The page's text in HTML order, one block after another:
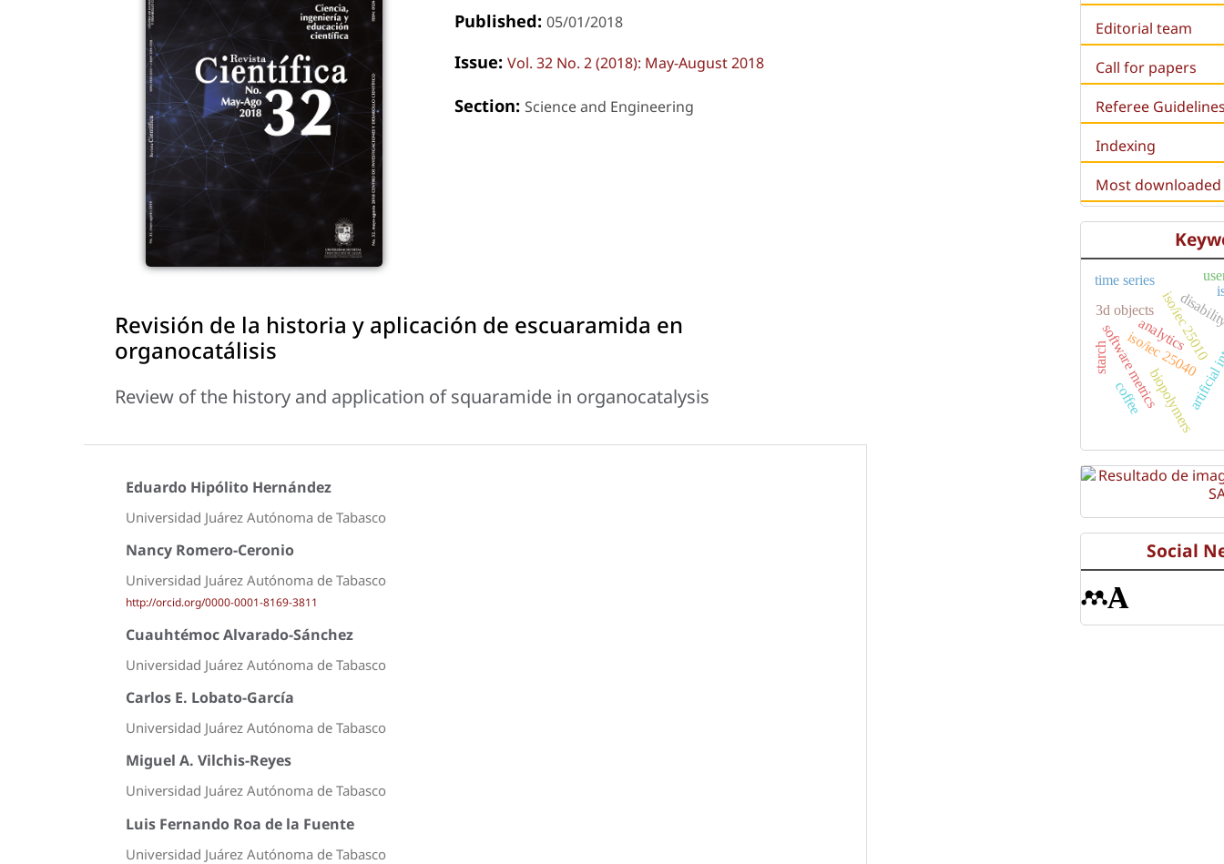
Published: 05/01/2018
Issue: Vol. 32 No. 2 (2018): May-August 2018
Section: Science and Engineering
Revisión de la historia y aplicación de escuaramida en
organocatálisis
Review of the history and application of squaramide in organocatalysis
Eduardo Hipólito Hernández
Universidad Juárez Autónoma de Tabasco
Nancy Romero-Ceronio
Universidad Juárez Autónoma de Tabasco
http://orcid.org/0000-0001-8169-3811
Cuauhtémoc Alvarado-Sánchez
Universidad Juárez Autónoma de Tabasco
Carlos E. Lobato-García
Universidad Juárez Autónoma de Tabasco
Miguel A. Vilchis-Reyes
Universidad Juárez Autónoma de Tabasco
Luis Fernando Roa de la Fuente
Universidad Juárez Autónoma de Tabasco
Editorial team
Call for papers
Referee
Indexing
Most
iso/iec 25010
iso/iec 25040
software metrics
3d objects
biopolymers
starch
analytics
time series
coffee
Social